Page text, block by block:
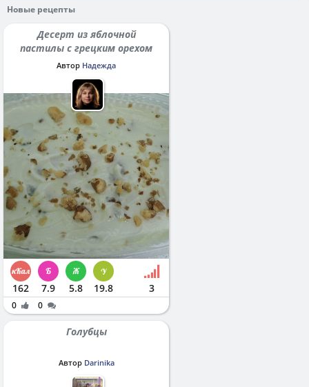
Новые рецепты
Десерт из яблочной
пастилы с грецким орехом
Автор Надежда
162 7.9 5.8 19.8 3
0 0
Голубцы
Автор Darinika